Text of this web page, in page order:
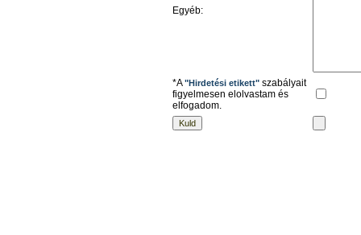
Egyéb:
*A"Hirdetési etikett" szabályait
figyelmesen elolvastam és
elfogadom.